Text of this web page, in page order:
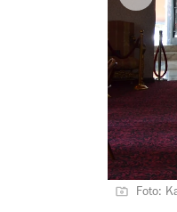
Foto: